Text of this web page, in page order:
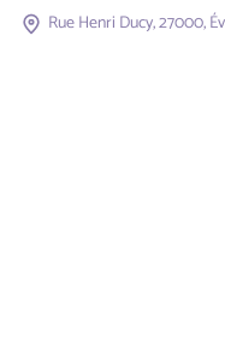
Rue Henri Ducy, 27000,